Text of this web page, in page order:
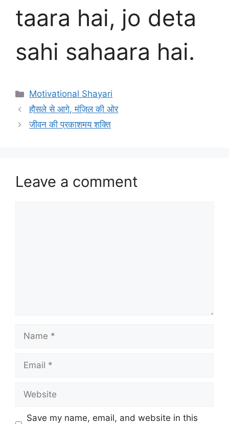
taara hai, jo deta
sahi sahaara hai.
Categories
Motivational Shayari
हौसले से आगे, मंज़िल की ओर
जीवन की प्रकाशमय शक्ति
Leave a comment
Name
Email
Website
Save my name, email, and website in this